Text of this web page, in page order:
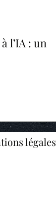
l’IA : un
légales